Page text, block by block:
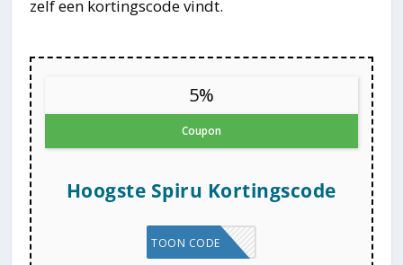
zelf een kortingscode vindt.
5%
Coupon
Hoogste Spiru Kortingscode
YNGGKT89
TOON CODE